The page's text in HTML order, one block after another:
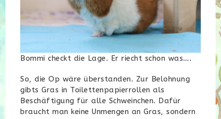
Bommi checkt die Lage. Er riecht schon was….
So, die Op wäre überstanden. Zur Belohnung
gibts Gras in Toilettenpapierrollen als
Beschäftigung für alle Schweinchen. Dafür
braucht man keine Unmengen an Gras, sondern